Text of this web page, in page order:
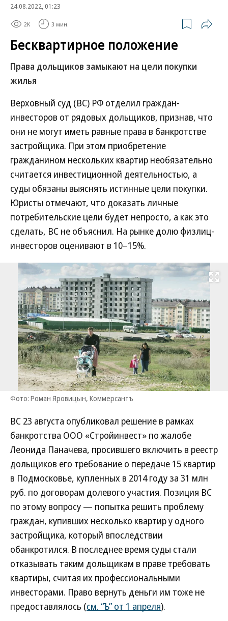
24.08.2022, 01:23
2K 3 мин.
Бесквартирное положение
Права дольщиков замыкают на цели покупки
жилья
Верховный суд (ВС) РФ отделил граждан-
инвесторов от рядовых дольщиков, признав, что
они не могут иметь равные права в банкротстве
застройщика. При этом приобретение
гражданином нескольких квартир необязательно
считается инвестиционной деятельностью, а
суды обязаны выяснять истинные цели покупки.
Юристы отмечают, что доказать личные
потребительские цели будет непросто, а как это
сделать, ВС не объяснил. На рынке долю физлиц-
инвесторов оценивают в 10–15%.
Развернуть
Фото: Роман Яровицын, Коммерсантъ
ВС 23 августа опубликовал решение в рамках
банкротства ООО «Стройинвест» по жалобе
Леонида Паначева, просившего включить в реестр
дольщиков его требование о передаче 15 квартир
в Подмосковье, купленных в 2014 году за 31 млн
руб. по договорам долевого участия. Позиция ВС
по этому вопросу — попытка решить проблему
граждан, купивших несколько квартир у одного
застройщика, который впоследствии
обанкротился. В последнее время суды стали
отказывать таким дольщикам в праве требовать
квартиры, считая их профессиональными
инвесторами. Право вернуть деньги им тоже не
предоставлялось (см. “Ъ” от 1 апреля).